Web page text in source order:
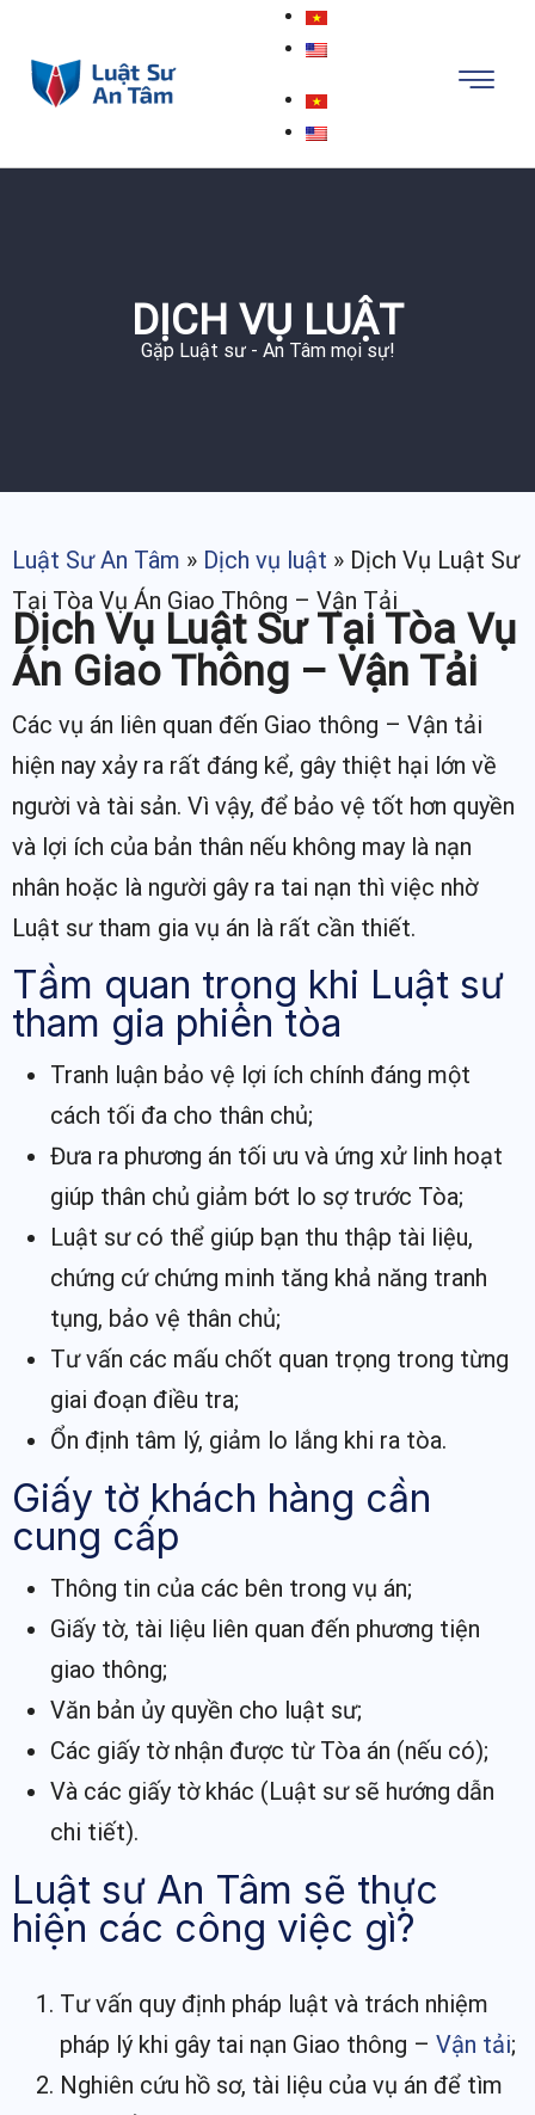
DỊCH VỤ LUẬT
Gặp Luật sư - An Tâm mọi sự!
Luật Sư An Tâm » Dịch vụ luật » Dịch Vụ Luật Sư
Tại Tòa Vụ Án Giao Thông – Vận Tải
Dịch Vụ Luật Sư Tại Tòa Vụ
Án Giao Thông – Vận Tải
Các vụ án liên quan đến Giao thông – Vận tải
hiện nay xảy ra rất đáng kể, gây thiệt hại lớn về
người và tài sản. Vì vậy, để bảo vệ tốt hơn quyền
và lợi ích của bản thân nếu không may là nạn
nhân hoặc là người gây ra tai nạn thì việc nhờ
Luật sư tham gia vụ án là rất cần thiết.
Tầm quan trọng khi Luật sư
tham gia phiên tòa
Tranh luận bảo vệ lợi ích chính đáng một
cách tối đa cho thân chủ;
Đưa ra phương án tối ưu và ứng xử linh hoạt
giúp thân chủ giảm bớt lo sợ trước Tòa;
Luật sư có thể giúp bạn thu thập tài liệu,
chứng cứ chứng minh tăng khả năng tranh
tụng, bảo vệ thân chủ;
Tư vấn các mấu chốt quan trọng trong từng
giai đoạn điều tra;
Ổn định tâm lý, giảm lo lắng khi ra tòa.
Giấy tờ khách hàng cần
cung cấp
Thông tin của các bên trong vụ án;
Giấy tờ, tài liệu liên quan đến phương tiện
giao thông;
Văn bản ủy quyền cho luật sư;
Các giấy tờ nhận được từ Tòa án (nếu có);
Và các giấy tờ khác (Luật sư sẽ hướng dẫn
chi tiết).
Luật sư An Tâm sẽ thực
hiện các công việc gì?
Tư vấn quy định pháp luật và trách nhiệm
pháp lý khi gây tai nạn Giao thông – Vận tải;
Nghiên cứu hồ sơ, tài liệu của vụ án để tìm